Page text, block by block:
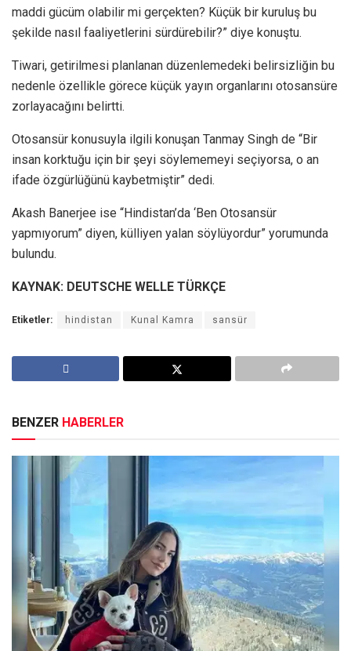
maddi gücüm olabilir mi gerçekten? Küçük bir kuruluş bu
şekilde nasıl faaliyetlerini sürdürebilir?” diye konuştu.
Tiwari, getirilmesi planlanan düzenlemedeki belirsizliğin bu
nedenle özellikle görece küçük yayın organlarını otosansüre
zorlayacağını belirtti.
Otosansür konusuyla ilgili konuşan Tanmay Singh de “Bir
insan korktuğu için bir şeyi söylememeyi seçiyorsa, o an
ifade özgürlüğünü kaybetmiştir” dedi.
Akash Banerjee ise “Hindistan’da ‘Ben Otosansür
yapmıyorum” diyen, külliyen yalan söylüyordur” yorumunda
bulundu.
KAYNAK: DEUTSCHE WELLE TÜRKÇE
Etiketler: hindistan Kunal Kamra sansür
BENZER HABERLER